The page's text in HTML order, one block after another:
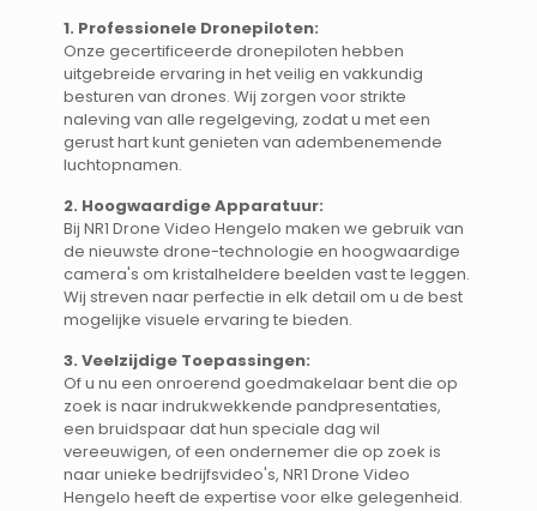
1. Professionele Dronepiloten:
Onze gecertificeerde dronepiloten hebben
uitgebreide ervaring in het veilig en vakkundig
besturen van drones. Wij zorgen voor strikte
naleving van alle regelgeving, zodat u met een
gerust hart kunt genieten van adembenemende
luchtopnamen.
2. Hoogwaardige Apparatuur:
Bij NR1 Drone Video Hengelo maken we gebruik van
de nieuwste drone-technologie en hoogwaardige
camera's om kristalheldere beelden vast te leggen.
Wij streven naar perfectie in elk detail om u de best
mogelijke visuele ervaring te bieden.
3. Veelzijdige Toepassingen:
Of u nu een onroerend goedmakelaar bent die op
zoek is naar indrukwekkende pandpresentaties,
een bruidspaar dat hun speciale dag wil
vereeuwigen, of een ondernemer die op zoek is
naar unieke bedrijfsvideo's, NR1 Drone Video
Hengelo heeft de expertise voor elke gelegenheid.